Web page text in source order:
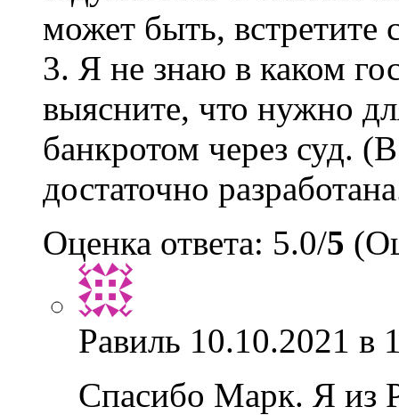
может быть, встретите
3. Я не знаю в каком
выясните, что нужно
банкротом через суд.
достаточно
Оценка ответа: 5.0/5
Равиль 10.10.2021 в
Спасибо Марк. Я из